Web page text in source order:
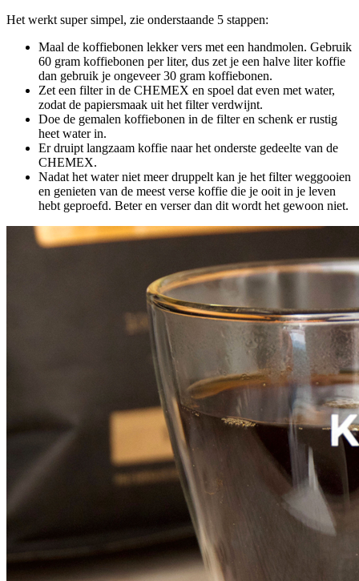
Het werkt super simpel, zie onderstaande 5 stappen:
Maal de koffiebonen lekker vers met een handmolen. Gebruik
60 gram koffiebonen per liter, dus zet je een halve liter koffie
dan gebruik je ongeveer 30 gram koffiebonen.
Zet een filter in de CHEMEX en spoel dat even met water,
zodat de papiersmaak uit het filter verdwijnt.
Doe de gemalen koffiebonen in de filter en schenk er rustig
heet water in.
Er druipt langzaam koffie naar het onderste gedeelte van de
CHEMEX.
Nadat het water niet meer druppelt kan je het filter weggooien
en genieten van de meest verse koffie die je ooit in je leven
hebt geproefd. Beter en verser dan dit wordt het gewoon niet.